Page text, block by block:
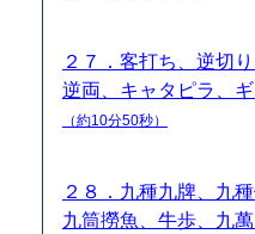
２７．客打ち、逆切
逆両、キャタピラ、
（約10分50秒）
２８．九種九牌、九
九筒撈魚、牛歩、九